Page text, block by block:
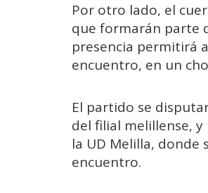
Por otro lado, el
que formarán parte
presencia permitirá
encuentro, en un
El partido se
del filial melillense, y
la UD Melilla,
encuentro.